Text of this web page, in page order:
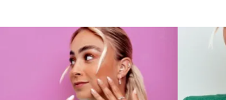
Os anéis de formatura
variados e existem opções
com um visual mais
Geralmente, a melhor